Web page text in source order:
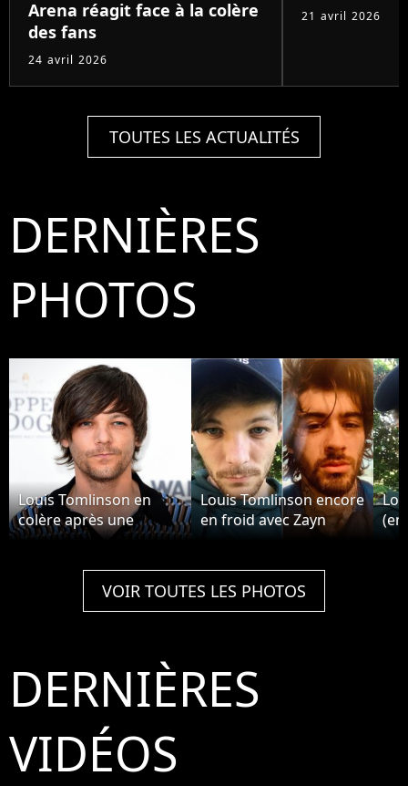
Arena réagit face à la colère
des fans
24 avril 2026
21 avril 2026
TOUTES LES ACTUALITÉS
DERNIÈRES
PHOTOS
Louis Tomlinson en
colère après une
interview sur la mort
Louis Tomlinson encore
en froid avec Zayn
Malik ? "Je suis toujours
VOIR TOUTES LES PHOTOS
DERNIÈRES
VIDÉOS